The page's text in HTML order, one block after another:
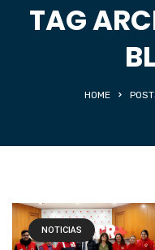
TAG
HOME
NOTICIAS